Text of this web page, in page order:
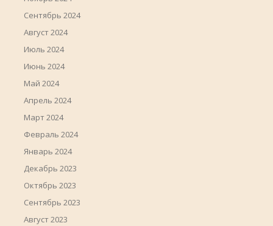
Сентябрь 2024
Август 2024
Июль 2024
Июнь 2024
Май 2024
Апрель 2024
Март 2024
Февраль 2024
Январь 2024
Декабрь 2023
Октябрь 2023
Сентябрь 2023
Август 2023